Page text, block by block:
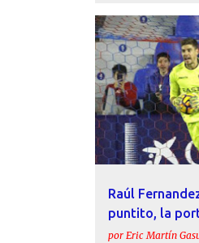
Raúl
puntito, la
por Eric Martín
CÁDIZ CF
RAÚL FERNÁNDEZ